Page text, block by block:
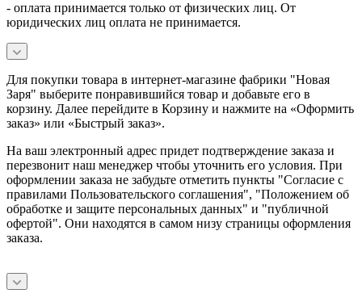
- оплата принимается только от физических лиц. От
юридических лиц оплата не принимается.
Для покупки товара в интернет-магазине фабрики "Новая
Заря" выберите понравившийся товар и добавьте его в
корзину. Далее перейдите в Корзину и нажмите на «Оформить
заказ» или «Быстрый заказ».
На ваш электронный адрес придет подтверждение заказа и
перезвонит наш менеджер чтобы уточнить его условия. При
оформлении заказа не забудьте отметить пункты "Согласие с
правилами Пользовательского соглашения", "Положением об
обработке и защите персональных данных" и "публичной
офертой". Они находятся в самом низу страницы оформления
заказа.